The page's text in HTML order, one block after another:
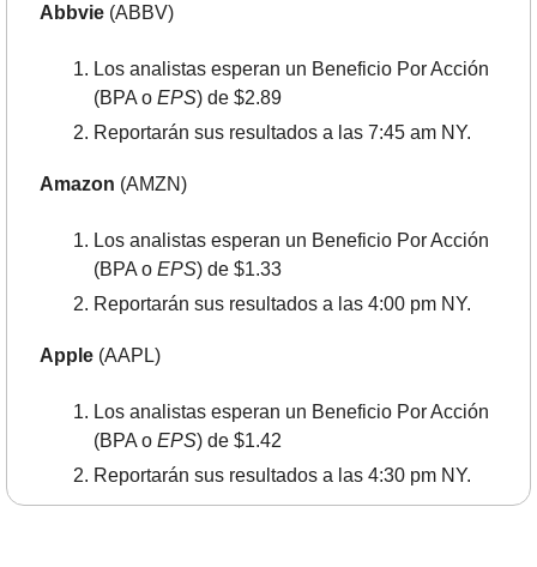
Abbvie (ABBV)
Los analistas esperan un Beneficio Por Acción
(BPA o EPS) de $2.89
Reportarán sus resultados a las 7:45 am NY.
Amazon (AMZN)
Los analistas esperan un Beneficio Por Acción
(BPA o EPS) de $1.33
Reportarán sus resultados a las 4:00 pm NY.
Apple (AAPL)
Los analistas esperan un Beneficio Por Acción
(BPA o EPS) de $1.42
Reportarán sus resultados a las 4:30 pm NY.